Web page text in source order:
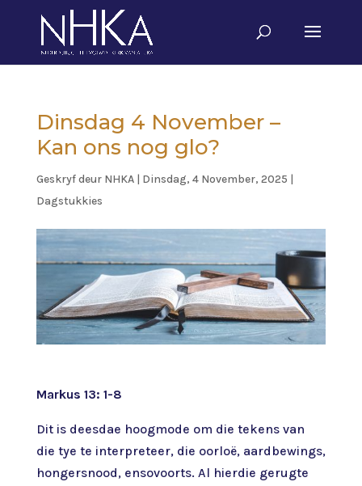
Dinsdag 4 November –
Kan ons nog glo?
Geskryf deur NHKA| Dinsdag, 4 November, 2025 |
Dagstukkies
Markus 13: 1-8
Dit is deesdae hoogmode om die tekens van
die tye te interpreteer, die oorloë, aardbewings,
hongersnood, ensovoorts. Al hierdie gerugte